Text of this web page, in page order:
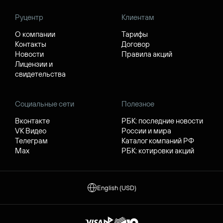
Руцентр
О компании
Контакты
Новости
Лицензии и
свидетельства
Клиентам
Тарифы
Договор
Правила акций
Социальные сети
Вконтакте
VK Видео
Телеграм
Max
Полезное
РБК: последние новости
России и мира
Каталог компаний РФ
РБК: котировки акций
English (USD)